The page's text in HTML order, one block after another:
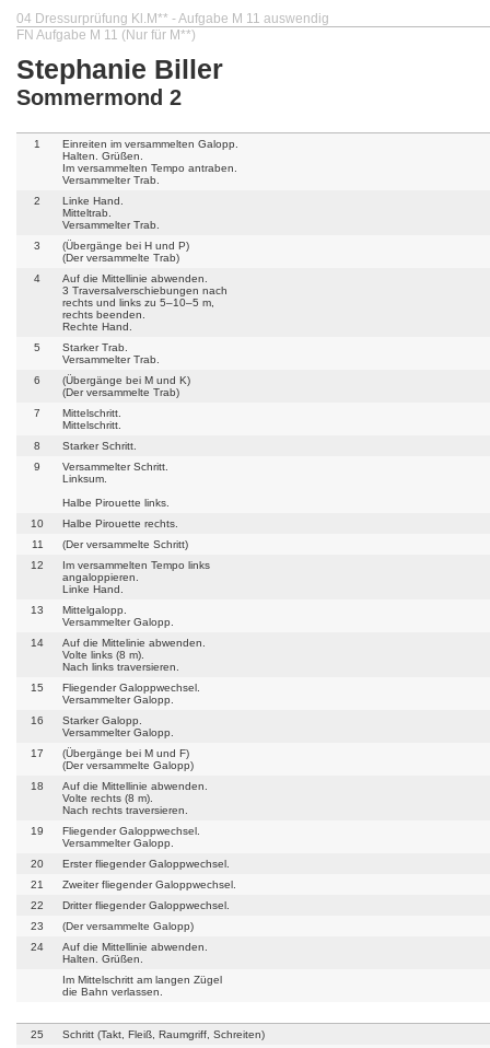
04 Dressurprüfung Kl.M** - Aufgabe M 11 auswendig
FN Aufgabe M 11 (Nur für M**)
Stephanie Biller
Sommermond 2
1
Einreiten im versammelten Galopp.
Halten. Grüßen.
Im versammelten Tempo antraben.
Versammelter Trab.
2
Linke Hand.
Mitteltrab.
Versammelter Trab.
3
(Übergänge bei H und P)
(Der versammelte Trab)
4
Auf die Mittellinie abwenden.
3 Traversalverschiebungen nach
rechts und links zu 5–10–5 m,
rechts beenden.
Rechte Hand.
5
Starker Trab.
Versammelter Trab.
6
(Übergänge bei M und K)
(Der versammelte Trab)
7
Mittelschritt.
Mittelschritt.
8
Starker Schritt.
9
Versammelter Schritt.
Linksum.
Halbe Pirouette links.
10
Halbe Pirouette rechts.
11
(Der versammelte Schritt)
12
Im versammelten Tempo links
angaloppieren.
Linke Hand.
13
Mittelgalopp.
Versammelter Galopp.
14
Auf die Mittelinie abwenden.
Volte links (8 m).
Nach links traversieren.
15
Fliegender Galoppwechsel.
Versammelter Galopp.
16
Starker Galopp.
Versammelter Galopp.
17
(Übergänge bei M und F)
(Der versammelte Galopp)
18
Auf die Mittellinie abwenden.
Volte rechts (8 m).
Nach rechts traversieren.
19
Fliegender Galoppwechsel.
Versammelter Galopp.
20
Erster fliegender Galoppwechsel.
21
Zweiter fliegender Galoppwechsel.
22
Dritter fliegender Galoppwechsel.
23
(Der versammelte Galopp)
24
Auf die Mittellinie abwenden.
Halten. Grüßen.
Im Mittelschritt am langen Zügel
die Bahn verlassen.
25
Schritt (Takt, Fleiß, Raumgriff, Schreiten)